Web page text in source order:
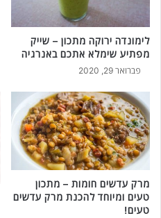
לימונדה ירוקה מתכון – שייק
מפתיע שימלא אתכם באנרגיה
פברואר 29, 2020
מרק עדשים חומות – מתכון
טעים ומיוחד להכנת מרק עדשים
טעים!